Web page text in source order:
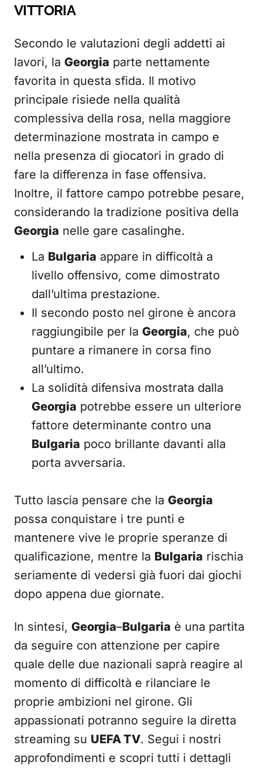
VITTORIA
Secondo le valutazioni degli addetti ai
lavori, la Georgia parte nettamente
favorita in questa sfida. Il motivo
principale risiede nella qualità
complessiva della rosa, nella maggiore
determinazione mostrata in campo e
nella presenza di giocatori in grado di
fare la differenza in fase offensiva.
Inoltre, il fattore campo potrebbe pesare,
considerando la tradizione positiva della
Georgia nelle gare casalinghe.
La Bulgaria appare in difficoltà a
livello offensivo, come dimostrato
dall’ultima prestazione.
Il secondo posto nel girone è ancora
raggiungibile per la Georgia, che può
puntare a rimanere in corsa fino
all’ultimo.
La solidità difensiva mostrata dalla
Georgia potrebbe essere un ulteriore
fattore determinante contro una
Bulgaria poco brillante davanti alla
porta avversaria.
Tutto lascia pensare che la Georgia
possa conquistare i tre punti e
mantenere vive le proprie speranze di
qualificazione, mentre la Bulgaria rischia
seriamente di vedersi già fuori dai giochi
dopo appena due giornate.
In sintesi, Georgia–Bulgaria è una partita
da seguire con attenzione per capire
quale delle due nazionali saprà reagire al
momento di difficoltà e rilanciare le
proprie ambizioni nel girone. Gli
appassionati potranno seguire la diretta
streaming su UEFA TV. Segui i nostri
approfondimenti e scopri tutti i dettagli